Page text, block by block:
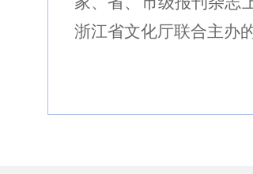
浙江省文化厅联合主办